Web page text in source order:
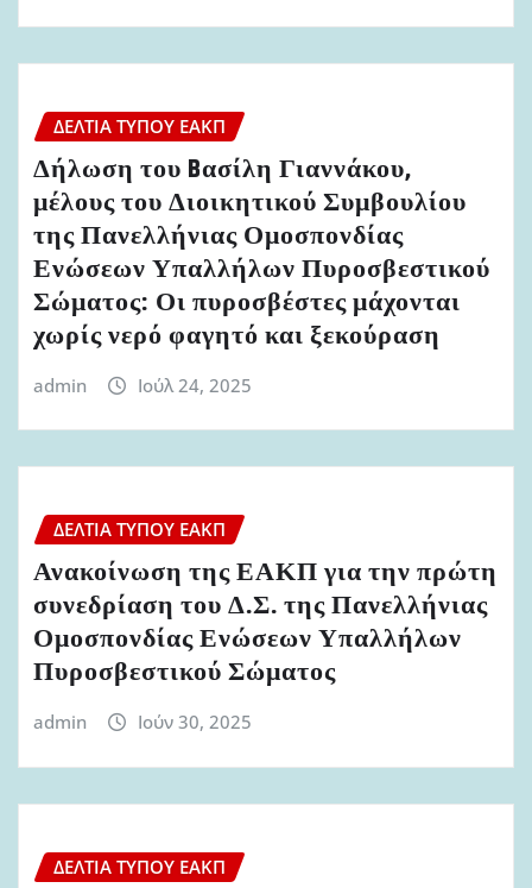
ΔΕΛΤΊΑ ΤΎΠΟΥ ΕΑΚΠ
Δήλωση του Bασίλη Γιαννάκου,
μέλους του Διοικητικού Συμβουλίου
της Πανελλήνιας Ομοσπονδίας
Ενώσεων Υπαλλήλων Πυροσβεστικού
Σώματος: Οι πυροσβέστες μάχονται
χωρίς νερό φαγητό και ξεκούραση
admin Ιούλ 24, 2025
ΔΕΛΤΊΑ ΤΎΠΟΥ ΕΑΚΠ
Ανακοίνωση της ΕΑΚΠ για την πρώτη
συνεδρίαση του Δ.Σ. της Πανελλήνιας
Ομοσπονδίας Ενώσεων Υπαλλήλων
Πυροσβεστικού Σώματος
admin Ιούν 30, 2025
ΔΕΛΤΊΑ ΤΎΠΟΥ ΕΑΚΠ